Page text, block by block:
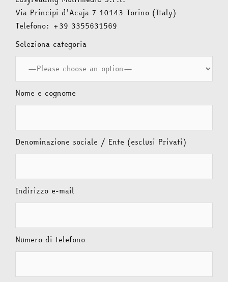
Via Principi d'Acaja 7 10143 Torino (Italy)
Telefono: +39 3355631569
Seleziona categoria
Nome e cognome
Denominazione sociale / Ente (esclusi Privati)
Indirizzo e-mail
Numero di telefono